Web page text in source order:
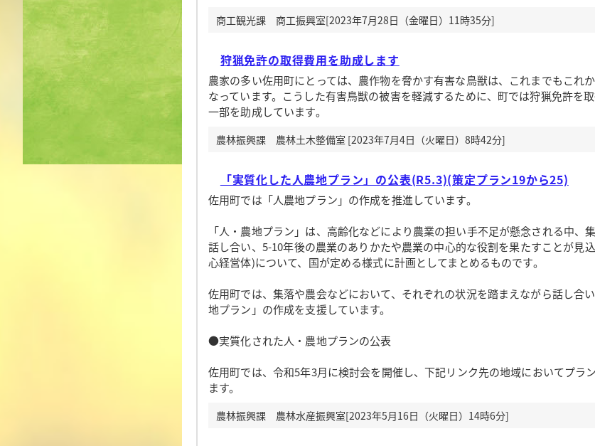
商工観光課 商工振興室[2023年7月28日（金曜日）11時35分]
狩猟免許の取得費用を助成します
農家の多い佐用町にとっては、農作物を脅かす有害な鳥獣は、これまでもこれ
なっています。こうした有害鳥獣の被害を軽減するために、町では狩猟免許を
一部を助成しています。
農林振興課 農林土木整備室 [2023年7月4日（火曜日）8時42分]
「実質化した人農地プラン」の公表(R5.3)(策定プラン19から25)
佐用町では「人農地プラン」の作成を推進しています。
「人・農地プラン」は、高齢化などにより農業の担い手不足が懸念される中、
話し合い、5-10年後の農業のありかたや農業の中心的な役割を果たすことが見
心経営体)について、国が定める様式に計画としてまとめるものです。
佐用町では、集落や農会などにおいて、それぞれの状況を踏まえながら話し合
地プラン」の作成を支援しています。
●実質化された人・農地プランの公表
佐用町では、令和5年3月に検討会を開催し、下記リンク先の地域においてプラ
ます。
農林振興課 農林水産振興室[2023年5月16日（火曜日）14時6分]